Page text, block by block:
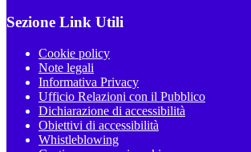
Sezione Link Utili
Cookie policy
Note legali
Informativa Privacy
Ufficio Relazioni con il Pubblico
Dichiarazione di accessibilità
Obiettivi di accessibilità
Whistleblowing